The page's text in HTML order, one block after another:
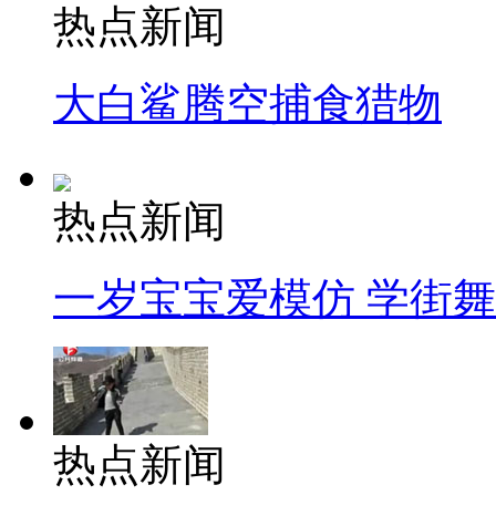
热点新闻
大白鲨腾空捕食猎物
热点新闻
一岁宝宝爱模仿 学街
热点新闻